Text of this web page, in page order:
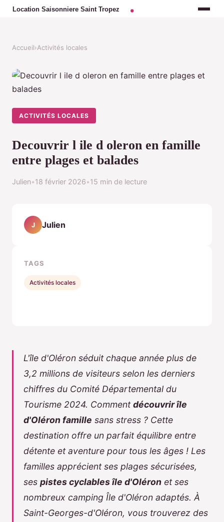
Accueil›Activités locales
ACTIVITÉS LOCALES
Decouvrir l ile d oleron en famille
entre plages et balades
Julien•18 février 2026•15 min de lecture
L'île d'Oléron séduit chaque année plus de
3,2 millions de visiteurs selon les derniers
chiffres du Comité Départemental du
Tourisme 2024. Commentdécouvrir île
d'Oléron famille sans stress ? Cette
destination offre un parfait équilibre entre
détente et aventure pour tous les âges ! Les
familles apprécient ses plages sécurisées,
ses pistes cyclables île d'Oléron et ses
nombreux camping Île d'Oléron adaptés. À
Saint-Georges-d'Oléron, vous trouverez des
J Julien
TAGS
Activités locales